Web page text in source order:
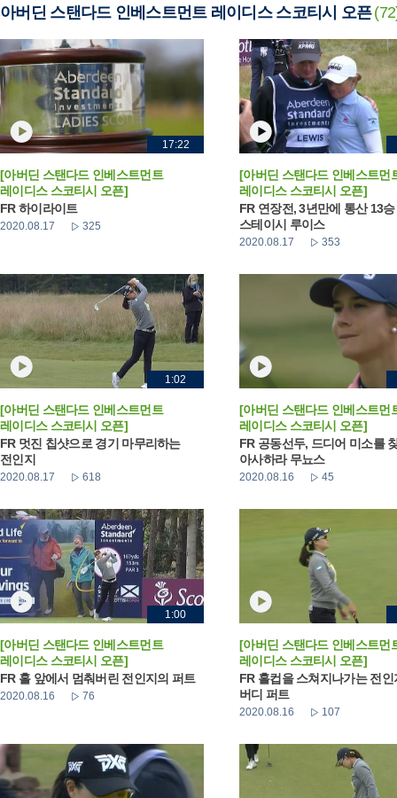
아버딘 스탠다드 인베스트먼트 레이디스 스코티시 오픈
17:22
[아버딘 스탠다드 인베스트먼트
레이디스 스코티시 오픈]
FR 하이라이트
2020.08.17 325
[아버딘 스탠다드 인베스트먼
레이디스 스코티시 오픈]
FR 연장전, 3년만에 통산 13
스테이시 루이스
2020.08.17 353
1:02
[아버딘 스탠다드 인베스트먼트
레이디스 스코티시 오픈]
FR 멋진 칩샷으로 경기 마무리하는
전인지
2020.08.17 618
[아버딘 스탠다드 인베스트먼
레이디스 스코티시 오픈]
FR 공동선두, 드디어 미소를
아사하라 무뇨스
2020.08.16 45
1:00
[아버딘 스탠다드 인베스트먼트
레이디스 스코티시 오픈]
FR 홀 앞에서 멈춰버린 전인지의 퍼트
2020.08.16 76
[아버딘 스탠다드 인베스트먼
레이디스 스코티시 오픈]
FR 홀컵을 스쳐지나가는 전인
버디 퍼트
2020.08.16 107